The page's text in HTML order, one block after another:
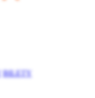
BILETY